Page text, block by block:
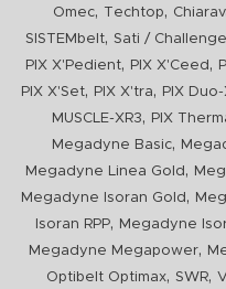
Omec, Techtop,
SISTEMbelt, Sati / Challenge
PIX X'Pedient, PIX X'Ceed ,
PIX X'Set, PIX X'tra, PIX Duo-
MUSCLE-XR3, PIX
Megadyne Basic,
Megadyne Linea Gold ,
Megadyne Isoran Gold ,
Isoran RPP, Megadyne
Megadyne Megapower,
Optibelt Optimax, SWR,